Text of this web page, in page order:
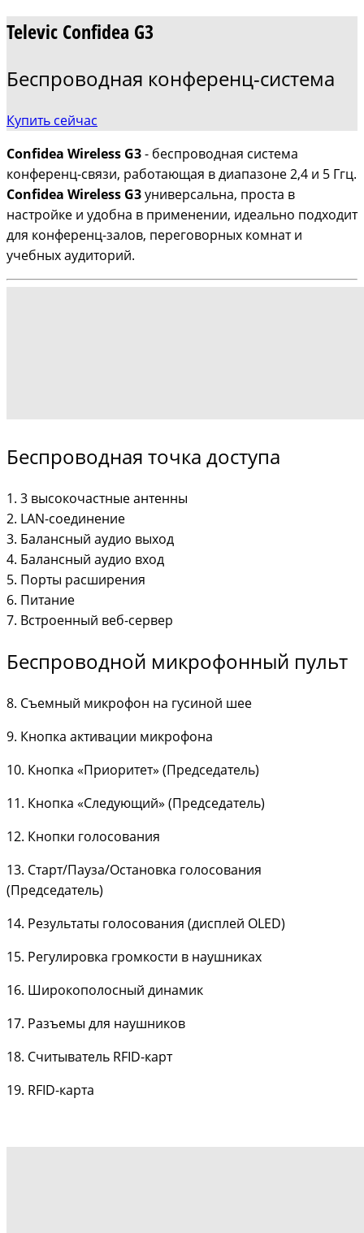
Televic Confidea G3
Беспроводная конференц-система
Купить сейчас
Confidea Wireless G3- беспроводная система
конференц-связи, работающая в диапазоне 2,4 и 5 Ггц.
Confidea Wireless G3универсальна, проста в
настройке и удобна в применении, идеально подходит
для конференц-залов, переговорных комнат и
учебных аудиторий.
Беспроводная точка доступа
1. 3 высокочастные антенны
2. LAN-соединение
3. Балансный аудио выход
4. Балансный аудио вход
5. Порты расширения
6. Питание
7. Встроенный веб-сервер
Беспроводной микрофонный пульт
8. Съемный микрофон на гусиной шее
9. Кнопка активации микрофона
10. Кнопка «Приоритет» (Председатель)
11. Кнопка «Следующий» (Председатель)
12. Кнопки голосования
13. Старт/Пауза/Остановка голосования
(Председатель)
14. Результаты голосования (дисплей OLED)
15. Регулировка громкости в наушниках
16. Широкополосный динамик
17. Разъемы для наушников
18. Считыватель RFID-карт
19. RFID-карта